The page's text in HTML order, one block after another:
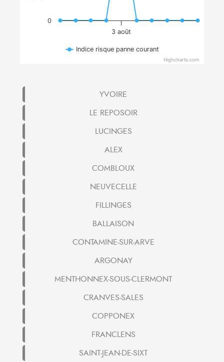
3 août
0
Indice risque panne courant
Highcharts.com
YVOIRE
LE REPOSOIR
LUCINGES
ALEX
COMBLOUX
NEUVECELLE
FILLINGES
BALLAISON
CONTAMINE-SUR-ARVE
ARGONAY
MENTHONNEX-SOUS-CLERMONT
CRANVES-SALES
COPPONEX
FRANCLENS
SAINT-JEAN-DE-SIXT